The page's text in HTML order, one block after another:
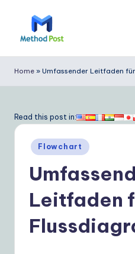
e
o
Home » Umfassender Leitfaden
Read this post in:
Posted
in
Flowchart
Leitfaden